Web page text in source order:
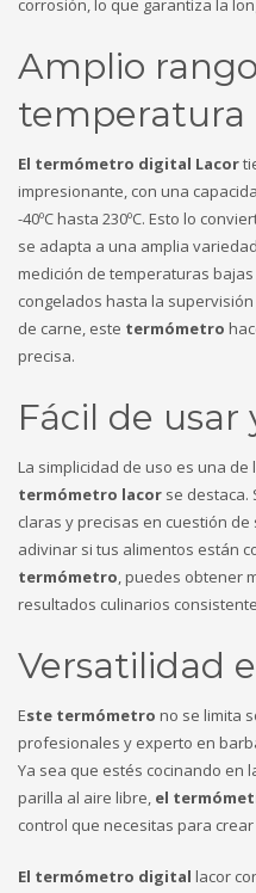
corrosión, lo que garantiza la
Amplio
temperatura
El termómetro digital Lacor
impresionante, con una
-40ºC hasta 230ºC. Esto lo
se adapta a una amplia
medición de temperaturas
congelados hasta la
de carne, este termómetro
precisa.
Fácil de usar
La simplicidad de uso es una
termómetro lacor se destaca.
claras y precisas en cuestión
adivinar si tus alimentos están
termómetro, puedes obtener
resultados culinarios
Versatilidad
Este termómetro no se limita
profesionales y experto en
Ya sea que estés cocinando en
parilla al aire libre, el
control que necesitas para
El termómetro digital lacor